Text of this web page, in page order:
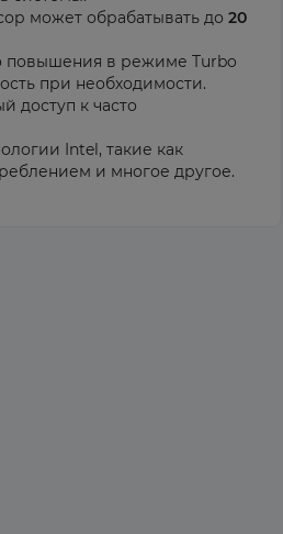
может обрабатывать до 20
повышения в режиме Turbo
при необходимости.
доступ к часто
Intel, такие как
и многое другое.